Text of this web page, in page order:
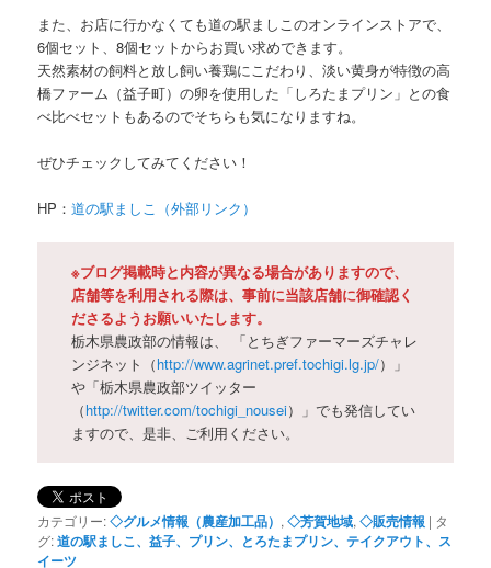
また、お店に行かなくても道の駅ましこのオンラインストアで、
6個セット、8個セットからお買い求めできます。
天然素材の飼料と放し飼い養鶏にこだわり、淡い黄身が特徴の高
橋ファーム（益子町）の卵を使用した「しろたまプリン」との食
べ比べセットもあるのでそちらも気になりますね。
ぜひチェックしてみてください！
HP：道の駅ましこ（外部リンク）
※ブログ掲載時と内容が異なる場合がありますので、
店舗等を利用される際は、事前に当該店舗に御確認く
ださるようお願いいたします。
栃木県農政部の情報は、 「とちぎファーマーズチャレ
ンジネット（http://www.agrinet.pref.tochigi.lg.jp/）」
や「栃木県農政部ツイッター
（http://twitter.com/tochigi_nousei）」でも発信してい
ますので、是非、ご利用ください。
カテゴリー:◇グルメ情報（農産加工品） ,◇芳賀地域,◇販売情報 | タ
グ:道の駅ましこ、益子、プリン、とろたまプリン、テイクアウト、ス
イーツ